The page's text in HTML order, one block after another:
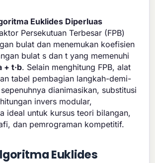
Euklides Diperluas
Persekutuan Terbesar (FPB)
bulat dan menemukan koefisien
bulat s dan t yang memenuhi
+ t·b. Selain menghitung FPB, alat
tabel pembagian langkah-demi-
dianimasikan, substitusi
invers modular,
ideal untuk kursus teori bilangan,
dan pemrograman kompetitif.
Euklides